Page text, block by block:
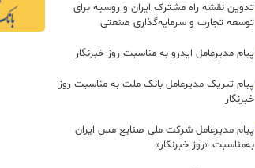
تدوین نقشه راه مشترک ایران و روسیه برای
توسعه تجارت و سرمایه‌گذاری صنعتی
پیام مدیرعامل ایدرو به مناسبت روز خبرنگار
پیام تبریک مدیرعامل بانک ملت به مناسبت روز
خبرنگار
پیام مدیرعامل شرکت ملی صنایع مس ایران
به‌مناسبت «روز خبرنگار»